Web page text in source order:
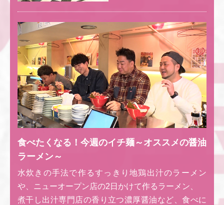
食べたくなる！今週のイチ麺～オススメの醤油
ラーメン～
水炊きの手法で作るすっきり地鶏出汁のラーメン
や、ニューオープン店の2日かけて作るラーメン、
煮干し出汁専門店の香り立つ濃厚醤油など、食べに